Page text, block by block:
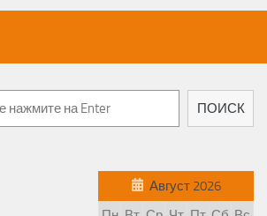
ПОИСК
Август 2026